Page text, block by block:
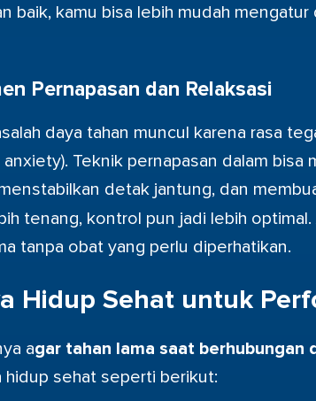
baik, kamu bisa lebih mudah
Pernapasan dan Relaksasi
daya tahan muncul karena rasa
Teknik pernapasan dalam bisa
detak jantung, dan
tenang, kontrol pun jadi lebih optimal.
tanpa obat yang perlu diperhatikan.
Hidup Sehat untuk
agar tahan lama saat berhubungan
hidup sehat seperti berikut: